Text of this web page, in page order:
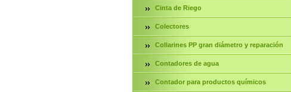
Cinta de Riego
Colectores
Collarines PP gran diámetro y reparación
Contadores de agua
Contador para productos químicos